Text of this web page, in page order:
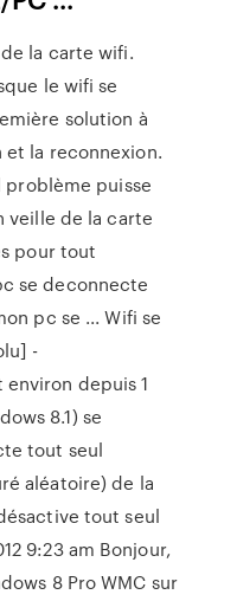
la carte wifi.
le wifi se
solution à
la reconnexion.
problème puisse
veille de la carte
pour tout
se deconnecte
pc se ... Wifi se
-
depuis 1
8.1) se
tout seul
aléatoire) de la
tout seul
9:23 am Bonjour,
8 Pro WMC sur